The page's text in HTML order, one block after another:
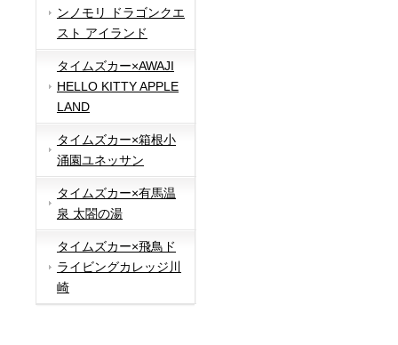
ンノモリ ドラゴンクエ
スト アイランド
タイムズカー×AWAJI
HELLO KITTY APPLE
LAND
タイムズカー×箱根小
涌園ユネッサン
タイムズカー×有馬温
泉 太閤の湯
タイムズカー×飛鳥ド
ライビングカレッジ川
崎